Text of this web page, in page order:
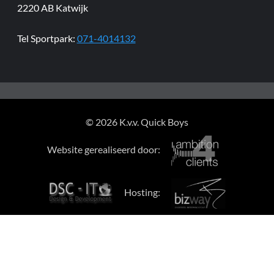
2220 AB Katwijk
Tel Sportpark: 071-4014132
© 2026 K.v.v. Quick Boys
Website gerealiseerd door:
Hosting: